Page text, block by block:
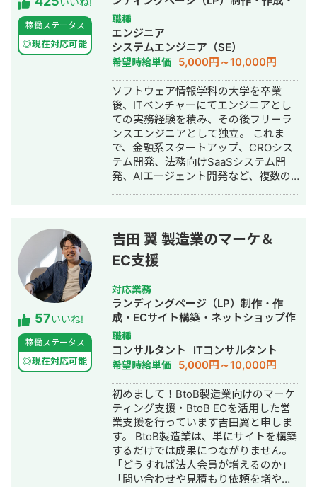
稼働ステータス
◎現在対応可能
ECサイト構築・ネットショップ作成代
行・SEO対策・新規事業立上・SNS運
用代行・記事作成代行・ライティン
グ・翻訳・ホームページ制作・作成・
バナー制作・デザイン・ロゴデザイ
ン・作成・イラスト制作・動画制作・
動画編集・AI活用
職種
エンジニア
システムエンジニア（SE）
希望時給単価 5,000円～10,000円
ソフトウェア情報学科の大学を卒業
後、ITベンチャーにてエンジニアとし
ての実務経験を積み、その後フリーラ
ンスエンジニアとして独立。 これま
で、金融系スタートアップ、CROシス
テム開発、法務向けSaaSシステム開
発、AIエージェント開発など、複数の
得意としており、要件定義、設計、実
装、本番リリース、運用改善まで一貫
して対応しています。 特に、仕様が複
りきっていない新規開発において、事
業目的を整理しながら、正確にスピー
ド感を持って形にしていくことを強み
としています。 いまはスタートアップ
案件にてAIエージェント開発にも携わ
っており、AI活用した業務効率化、新
機能開発、既存プロダクトへのAI機能
の組み込みなどにも対応しています。
単純に言われたものを作るだけではな
く、事業として使える形に落とし込む
ことを重視し、開発の初期段階からリ
リース後の運用まで伴走しています。
57いいね!
稼働ステータス
◎現在対応可能
吉田 翼 製造業のマーケ＆
EC支援
対応業務
ランディングページ（LP）制作・作
成・ECサイト構築・ネットショップ作
成代行・SEO対策・新規事業立上・記
事作成代行・ライティング・ホームペ
ージ制作・作成・リスティング広告運
用代行・オウンドメディア制作・構
築・運用代行・営業代行・AI活用
職種
コンサルタント ITコンサルタント
希望時給単価 5,000円～10,000円
初めまして！BtoB製造業向けのマーケ
ティング支援・BtoB ECを活用した営
業支援を行っています吉田翼と申しま
す。 BtoB製造業は、単にサイトを構築
するだけでは成果につながりません。
「どうすれば法人会員が増えるのか」
「問い合わせや見積もり依頼を増やせ